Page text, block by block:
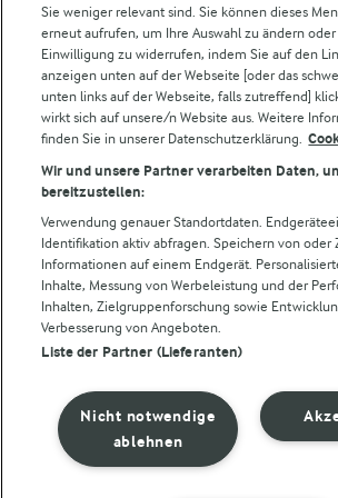
Castello®
Lurpak®
Arla Pro
Für unsere Landwirt:innen
Cookie Wahl wieder öffnen
Nutzerbedingungen
Impressum
Sie weniger relevant sind. Sie können dieses
erneut aufrufen, um Ihre Auswahl zu ändern oder
Einwilligung zu widerrufen, indem Sie auf den
anzeigen unten auf der Webseite [oder das
unten links auf der Webseite, falls zutreffend]
wirkt sich auf unsere/n Website aus. Weitere
finden Sie in unserer Datenschutzerklärung.
Wir und unsere Partner verarbeiten Daten,
bereitzustellen:
Verwendung genauer Standortdaten.
Identifikation aktiv abfragen. Speichern von oder
Informationen auf einem Endgerät.
Inhalte, Messung von Werbeleistung und der
Inhalten, Zielgruppenforschung sowie
Verbesserung von Angeboten.
Liste der Partner (Lieferanten)
Nicht notwendige
ablehnen